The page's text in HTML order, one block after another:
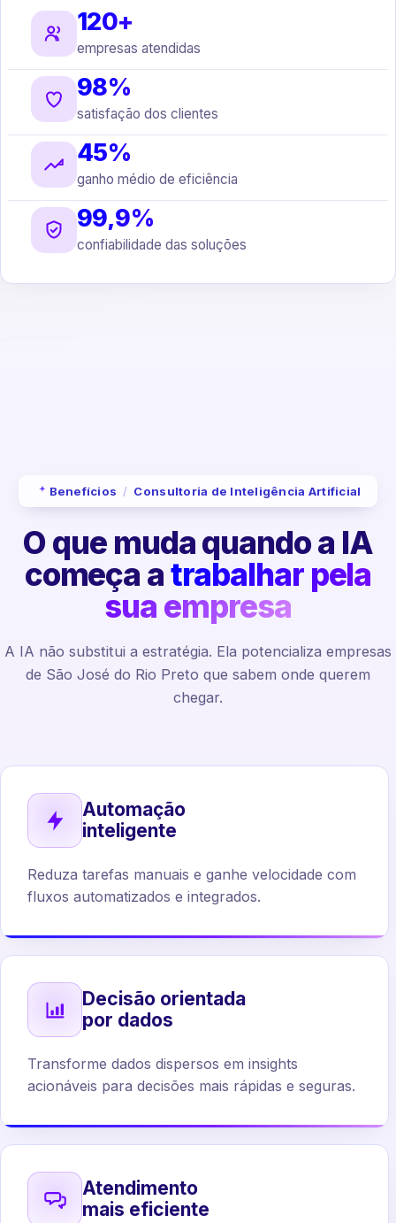
120+
empresas atendidas
98%
satisfação dos clientes
45%
ganho médio de eficiência
99,9%
confiabilidade das soluções
Benefícios / Consultoria de Inteligência Artificial
O que muda quando a IA
começa atrabalhar pela
sua empresa
A IA não substitui a estratégia. Ela potencializa empresas
de São José do Rio Preto que sabem onde querem
chegar.
Automação
inteligente
Reduza tarefas manuais e ganhe velocidade com
fluxos automatizados e integrados.
Decisão orientada
por dados
Transforme dados dispersos em insights
acionáveis para decisões mais rápidas e seguras.
Atendimento
mais eficiente